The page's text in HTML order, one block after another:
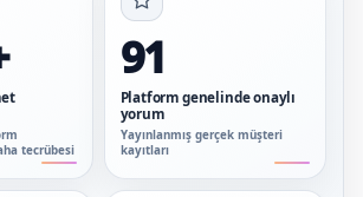
tecrübesi
91
Platform genelinde onaylı
yorum
Yayınlanmış gerçek müşteri
kayıtları